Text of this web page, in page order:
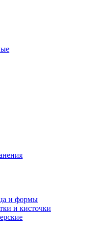
и формы
и кисточки